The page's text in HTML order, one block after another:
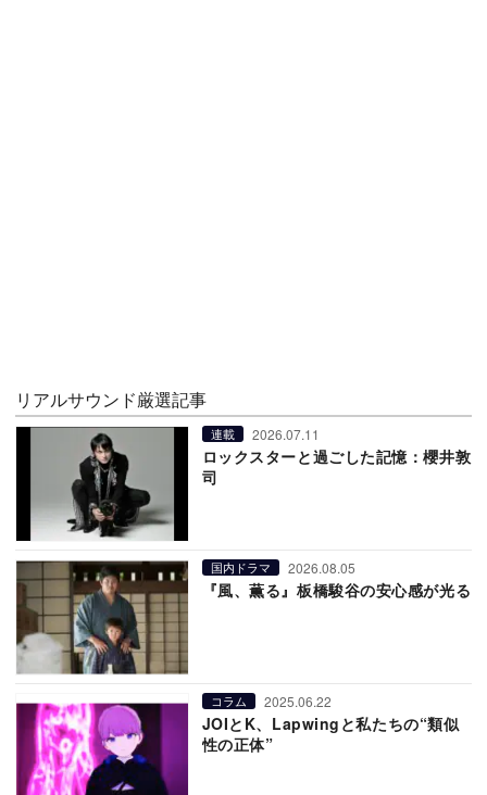
リアルサウンド厳選記事
連載 2026.07.11
ロックスターと過ごした記憶：櫻井敦
司
国内ドラマ 2026.08.05
『風、薫る』板橋駿谷の安心感が光る
コラム 2025.06.22
JOIとK、Lapwingと私たちの“類似
性の正体”